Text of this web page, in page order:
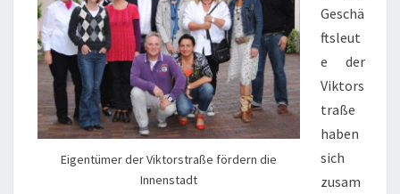
Eigentümer der Viktorstraße fördern die
Innenstadt
Geschä
ftsleut
e der
Viktors
traße
haben
sich
zusam